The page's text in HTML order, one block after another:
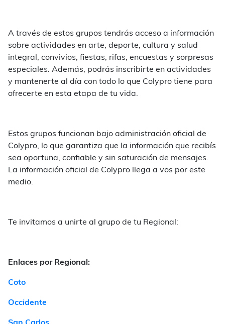
A través de estos grupos tendrás acceso a información
sobre actividades en arte, deporte, cultura y salud
integral, convivios, fiestas, rifas, encuestas y sorpresas
especiales. Además, podrás inscribirte en actividades
y mantenerte al día con todo lo que Colypro tiene para
ofrecerte en esta etapa de tu vida.
Estos grupos funcionan bajo administración oficial de
Colypro, lo que garantiza que la información que recibís
sea oportuna, confiable y sin saturación de mensajes.
La información oficial de Colypro llega a vos por este
medio.
Te invitamos a unirte al grupo de tu Regional:
Enlaces por Regional:
Coto
Occidente